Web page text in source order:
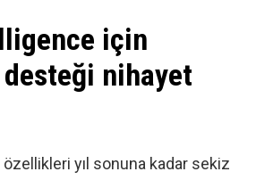
için
nihayet
yıl sonuna kadar sekiz